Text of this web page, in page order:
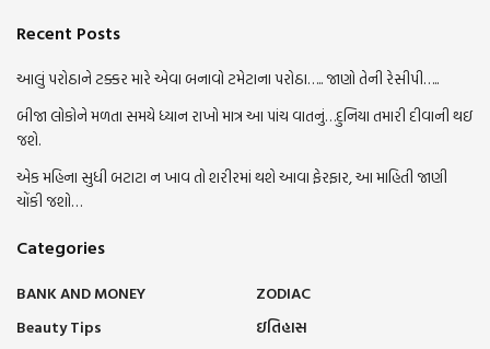
Recent Posts
આલું પરોઠાને ટક્કર મારે એવા બનાવો ટમેટાના પરોઠા….. જાણો તેની રેસીપી…..
બીજા લોકોને મળતા સમયે ધ્યાન રાખો માત્ર આ પાંચ વાતનું…દુનિયા તમારી દીવાની થઇ
જશે.
એક મહિના સુધી બટાટા ન ખાવ તો શરીરમાં થશે આવા ફેરફાર, આ માહિતી જાણી
ચોંકી જશો…
Categories
BANK AND MONEY
Beauty Tips
ZODIAC
ઇતિહાસ